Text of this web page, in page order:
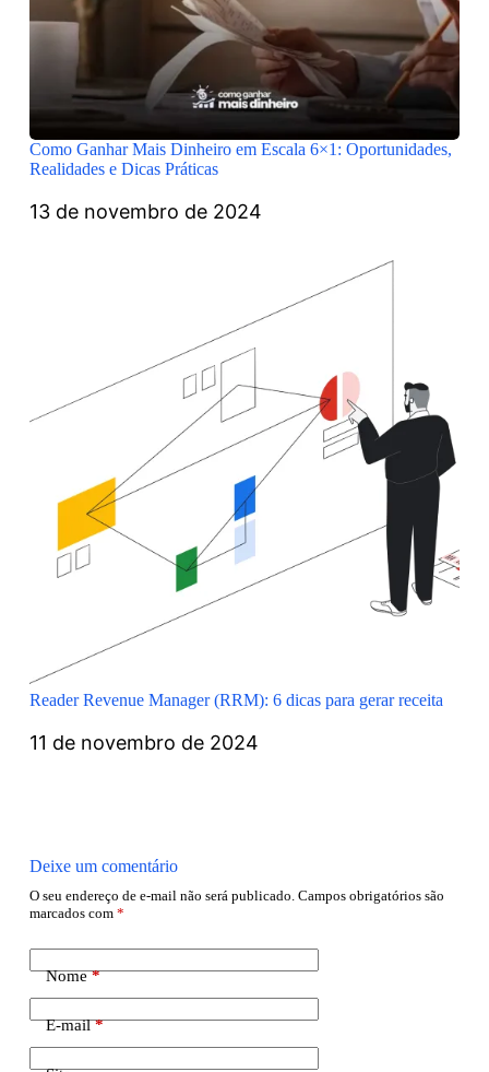
Como Ganhar Mais Dinheiro em Escala 6×1: Oportunidades,
Realidades e Dicas Práticas
13 de novembro de 2024
Reader Revenue Manager (RRM): 6 dicas para gerar receita
11 de novembro de 2024
Deixe um comentário
O seu endereço de e-mail não será publicado. Campos obrigatórios são
marcados com *
Nome*
E-mail*